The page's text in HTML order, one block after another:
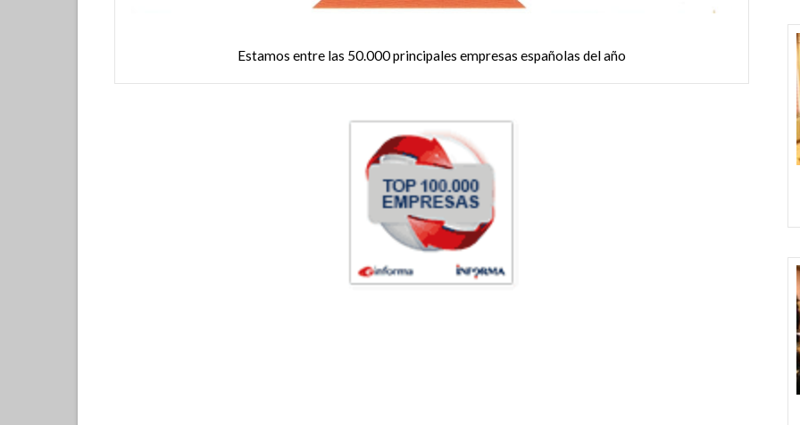
Estamos entre las 50.000 principales empresas españolas del año